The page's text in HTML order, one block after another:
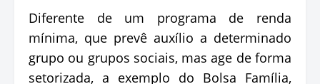
Diferente de um programa de renda
mínima, que prevê auxílio a determinado
grupo ou grupos sociais, mas age de forma
setorizada, a exemplo do Bolsa Família,